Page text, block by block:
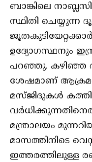
ബാങ്കിലെ
സ്ഥിതി ചെയ്യുന്ന
ജൂതകുടിയേറ്റക്കാര്‍
ഉദ്യോഗസ്ഥനും
പറഞ്ഞു. കഴിഞ്ഞ
ശേഷമാണ്
മസ്ജിദുകള്‍
മന്ത്രാലയം
മാസത്തിനിടെ
ഇത്തരത്തിലുള്ള